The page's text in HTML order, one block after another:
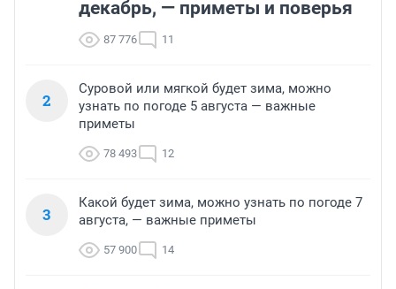
декабрь, — приметы и поверья
87 776 11
2
Суровой или мягкой будет зима, можно
узнать по погоде 5 августа — важные
приметы
78 493 12
3
Какой будет зима, можно узнать по погоде 7
августа, — важные приметы
57 900 14